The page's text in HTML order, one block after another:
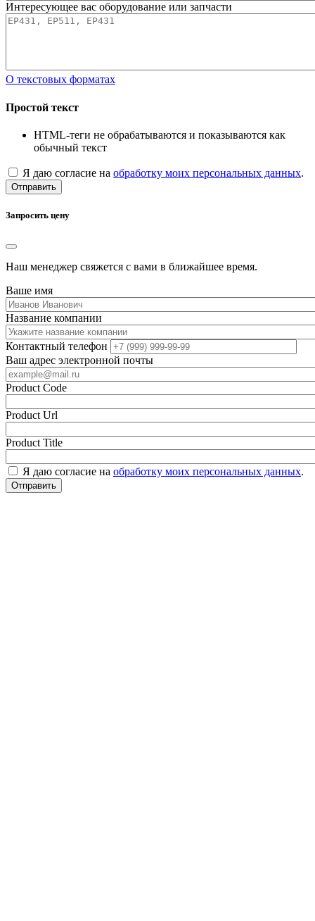
Интересующее вас оборудование или запчасти
О текстовых форматах
Простой текст
HTML-теги не обрабатываются и показываются как
обычный текст
Я даю согласие на обработку моих персональных данных.
Отправить
Запросить цену
Наш менеджер свяжется с вами в ближайшее время.
Ваше имя
Название компании
Контактный телефон
Ваш адрес электронной почты
Product Code
Product Url
Product Title
Я даю согласие на обработку моих персональных данных.
Отправить